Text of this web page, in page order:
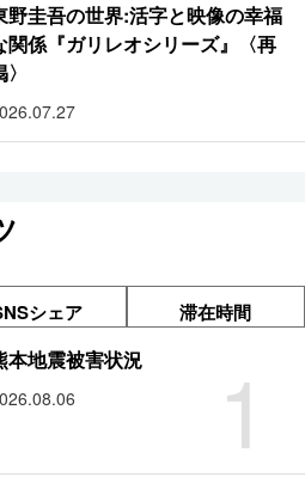
野圭吾の世界:活字と映像の幸福
関係『ガリレオシリーズ』〈再
シェア 滞在時間
1
本地震被害状況